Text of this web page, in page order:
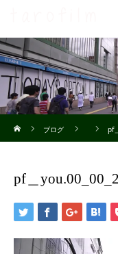
ブログ
pf
pf＿